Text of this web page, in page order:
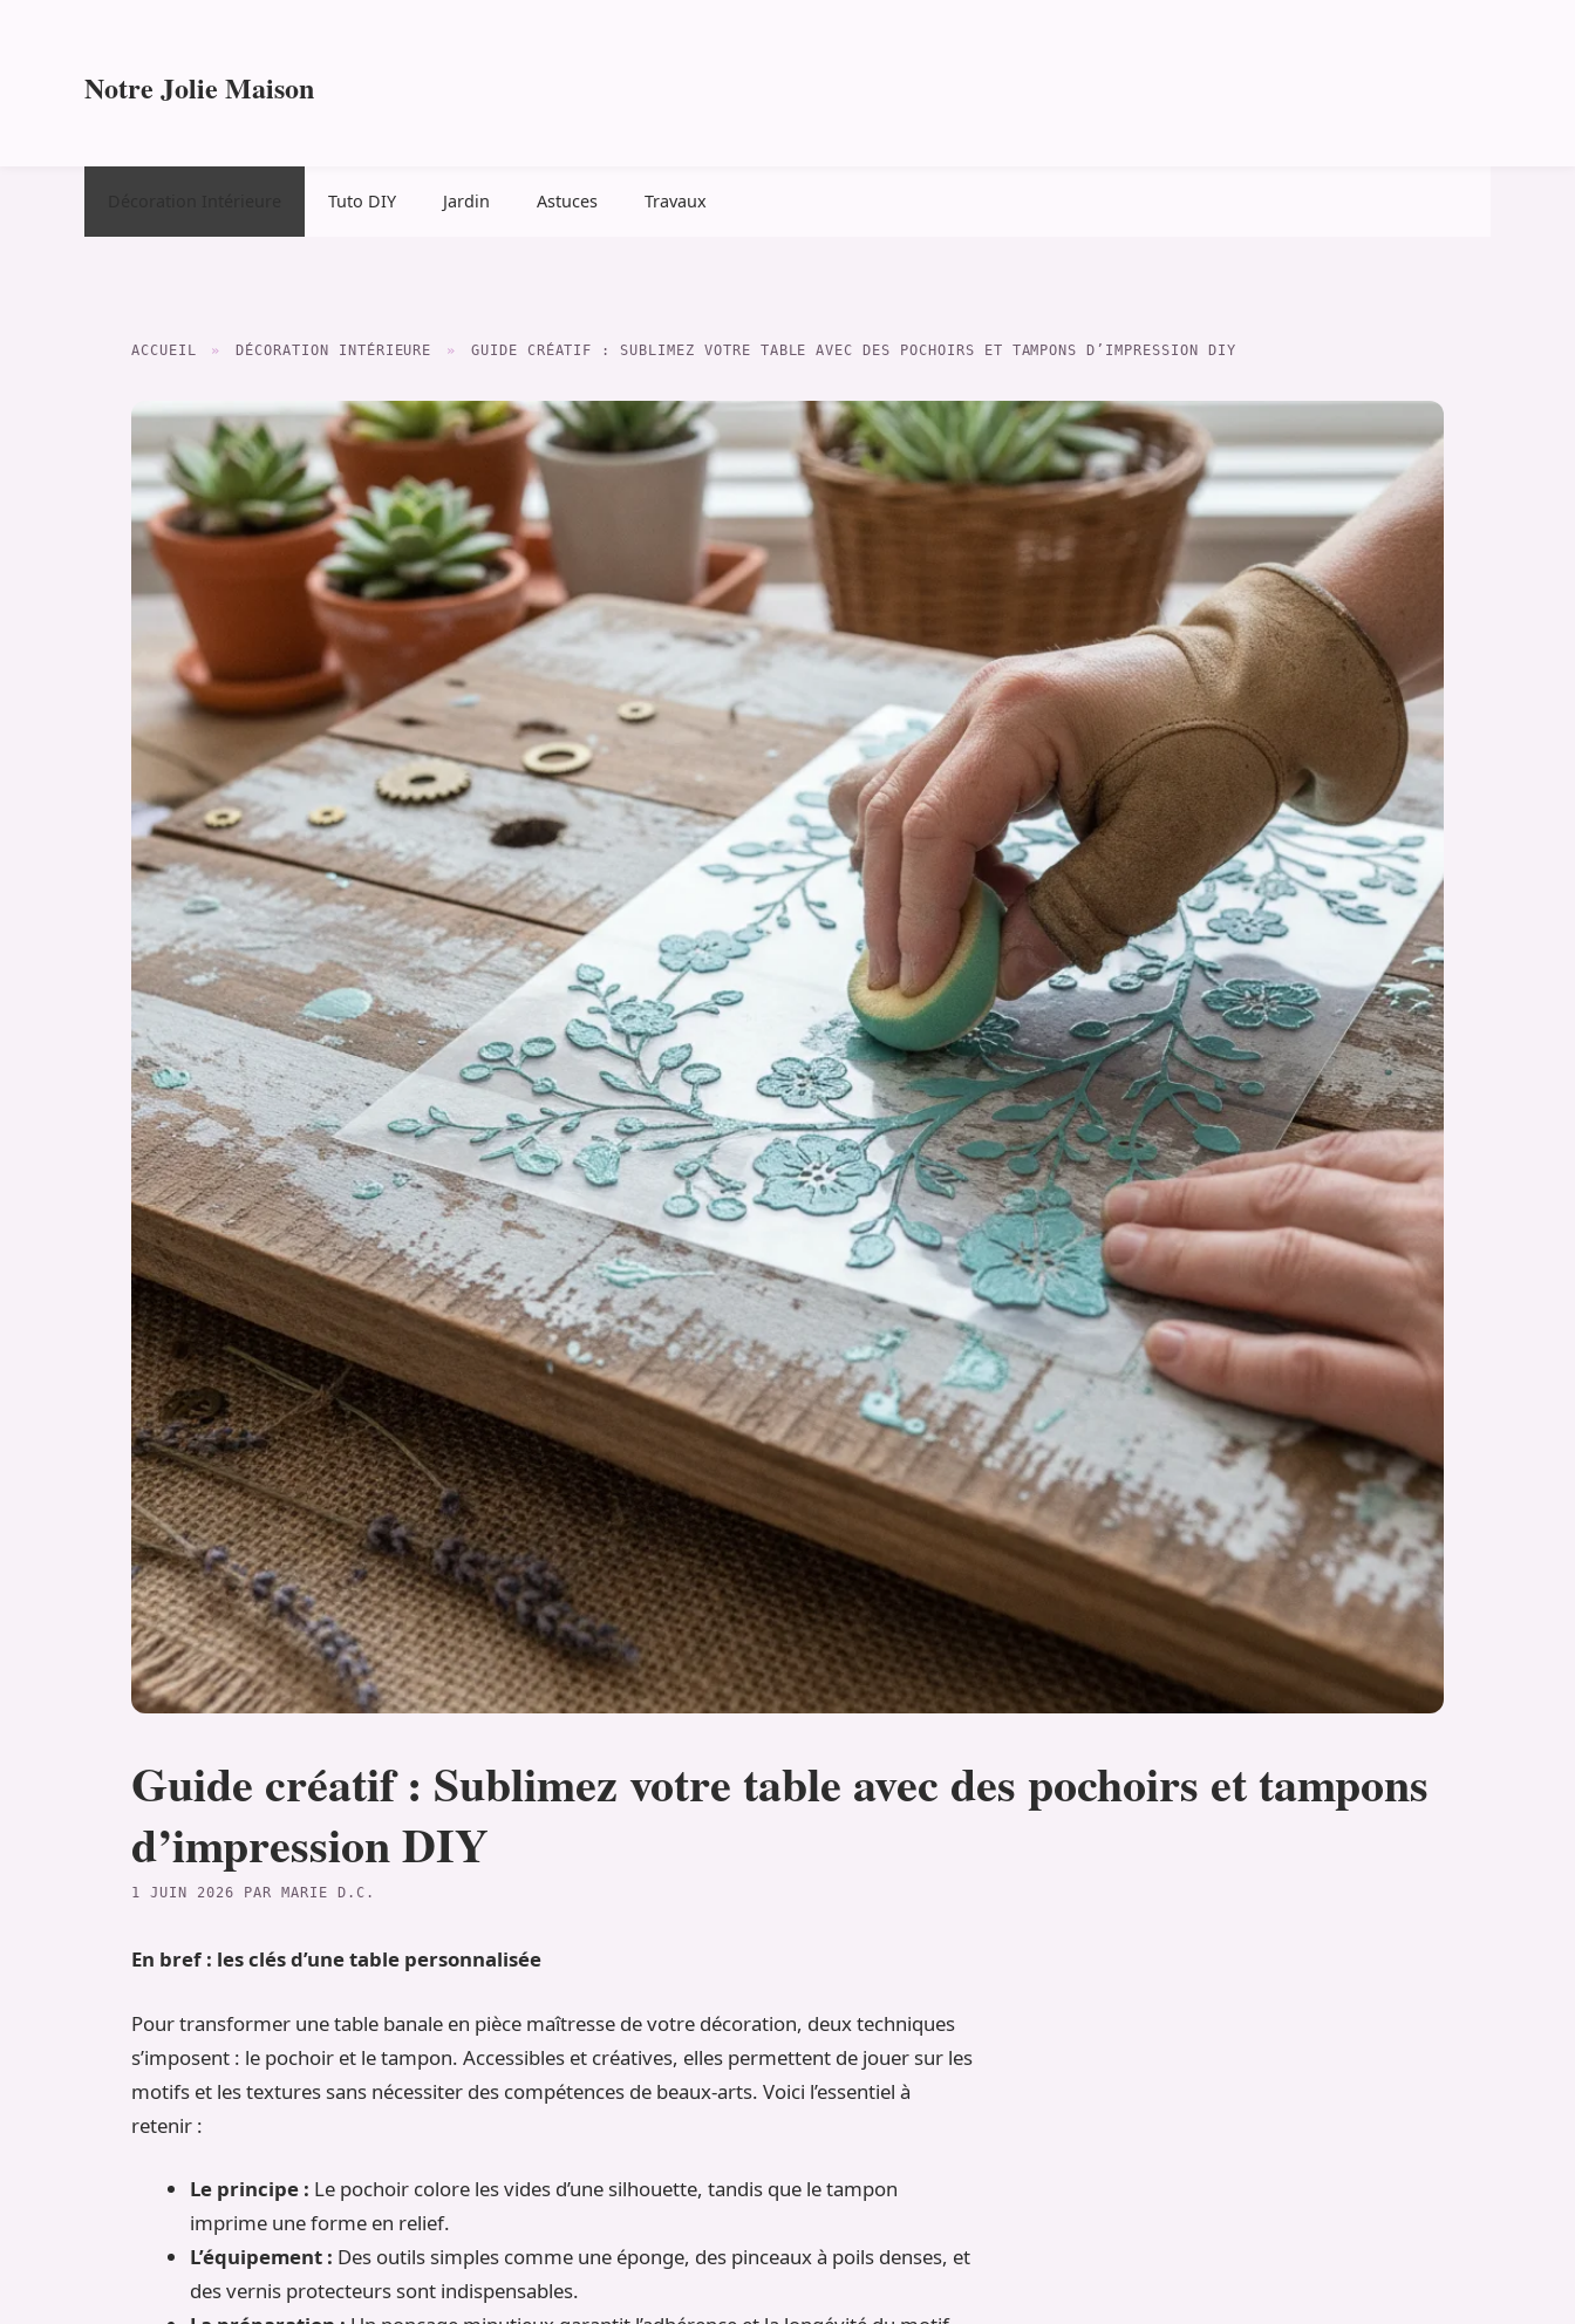
Notre Jolie Maison
Tuto DIY Jardin Astuces Travaux
ACCUEIL » DÉCORATION INTÉRIEURE » GUIDE CRÉATIF : SUBLIMEZ VOTRE TABLE AVEC DES POCHOIRS ET TAMPONS D’IMPRESSION DIY
Guide créatif : Sublimez votre table avec des pochoirs et tampons
d’impression DIY
1 JUIN 2026 PAR MARIE D.C.
En bref : les clés d’une table personnalisée
Pour transformer une table banale en pièce maîtresse de votre décoration, deux techniques
s’imposent : le pochoir et le tampon. Accessibles et créatives, elles permettent de jouer sur les
motifs et les textures sans nécessiter des compétences de beaux-arts. Voici l’essentiel à
retenir :
Le principe : Le pochoir colore les vides d’une silhouette, tandis que le tampon
imprime une forme en relief.
L’équipement : Des outils simples comme une éponge, des pinceaux à poils denses, et
des vernis protecteurs sont indispensables.